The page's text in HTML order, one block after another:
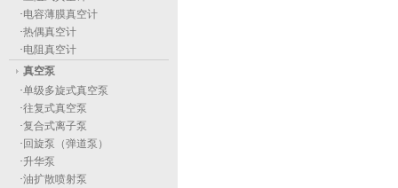
·电容薄膜真空计
·热偶真空计
·电阻真空计
真空泵
·单级多旋式真空泵
·往复式真空泵
·复合式离子泵
· 回旋泵（弹道泵）
·升华泵
·油扩散喷射泵